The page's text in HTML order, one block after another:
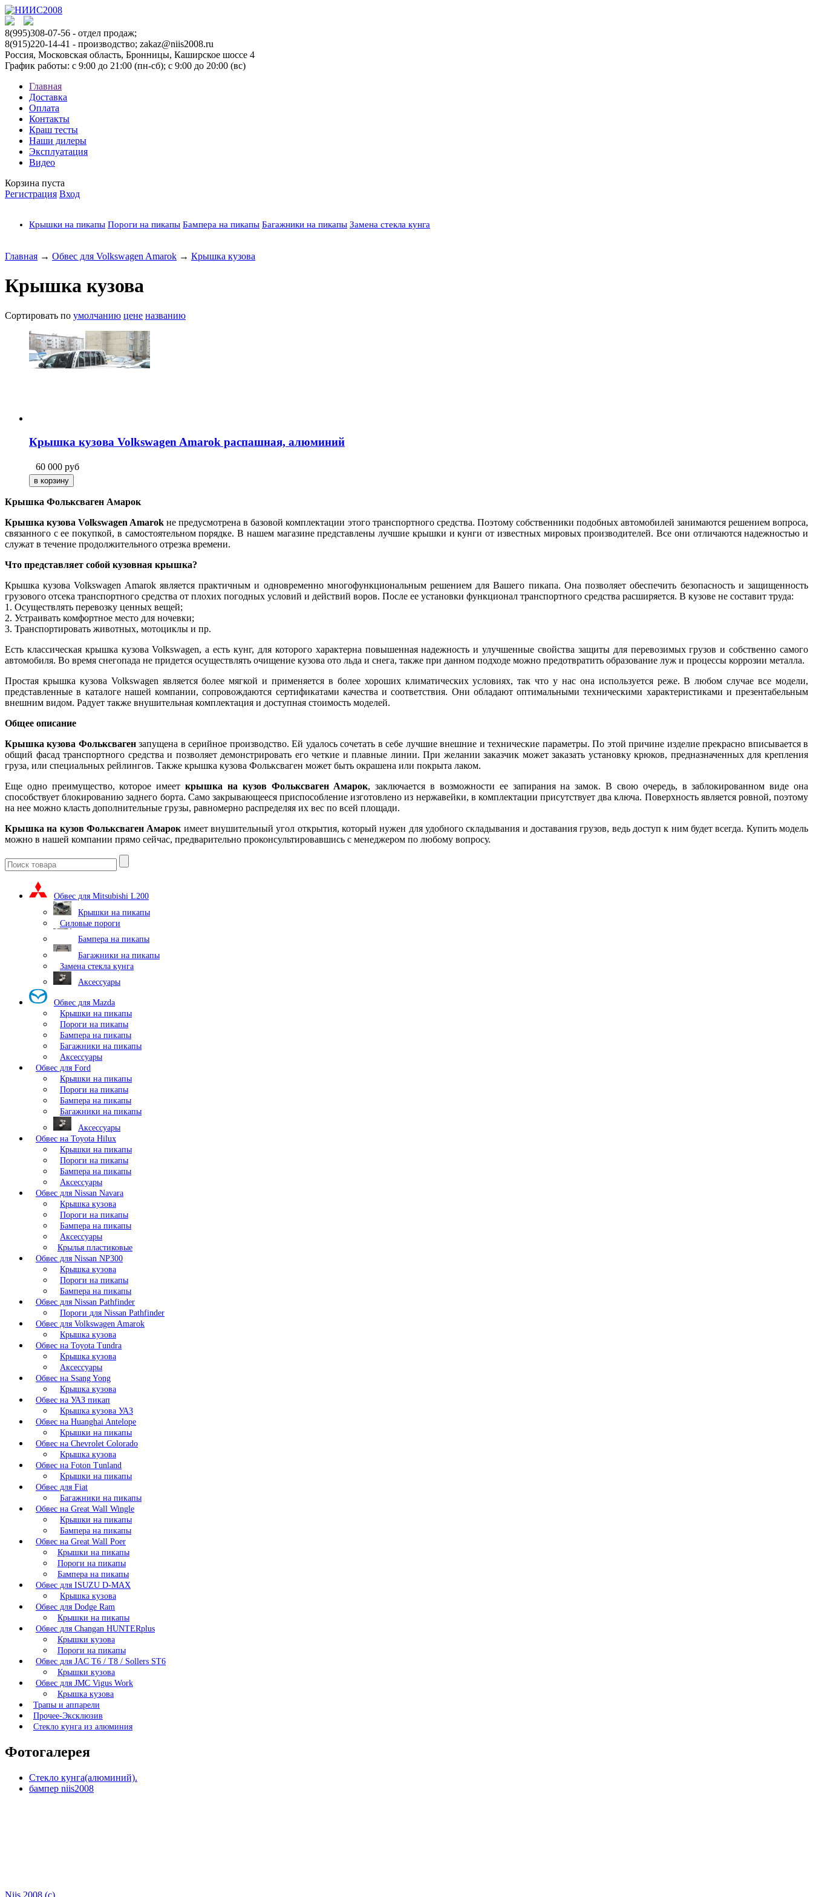
8(995)308-07-56 - отдел продаж;
8(915)220-14-41 - производство; zakaz@niis2008.ru
Россия, Московская область, Бронницы, Каширское шоссе 4
График работы: с 9:00 до 21:00 (пн-сб); с 9:00 до 20:00 (вс)
Главная
Доставка
Оплата
Контакты
Краш тесты
Наши дилеры
Эксплуатация
Видео
Корзина пуста
Регистрация Вход
Крышки на пикапы Пороги на пикапы Бампера на пикапы Багажники на пикапы Замена стекла кунга
Главная → Обвес для Volkswagen Amarok → Крышка кузова
Крышка кузова
Сортировать по умолчанию цене названию
Крышка кузова Volkswagen Amarok распашная, алюминий
60 000 руб
Крышка Фольксваген Амарок
Крышка кузова Volkswagen Amarok не предусмотрена в базовой комплектации этого транспортного средства. Поэтому собственники подобных автомобилей занимаются решением вопроса,
связанного с ее покупкой, в самостоятельном порядке. В нашем магазине представлены лучшие крышки и кунги от известных мировых производителей. Все они отличаются надежностью и
служат в течение продолжительного отрезка времени.
Что представляет собой кузовная крышка?
Крышка кузова Volkswagen Amarok является практичным и одновременно многофункциональным решением для Вашего пикапа. Она позволяет обеспечить безопасность и защищенность
грузового отсека транспортного средства от плохих погодных условий и действий воров. После ее установки функционал транспортного средства расширяется. В кузове не составит труда:
1. Осуществлять перевозку ценных вещей;
2. Устраивать комфортное место для ночевки;
3. Транспортировать животных, мотоциклы и пр.
Есть классическая крышка кузова Volkswagen, а есть кунг, для которого характерна повышенная надежность и улучшенные свойства защиты для перевозимых грузов и собственно самого
автомобиля. Во время снегопада не придется осуществлять очищение кузова ото льда и снега, также при данном подходе можно предотвратить образование луж и процессы коррозии металла.
Простая крышка кузова Volkswagen является более мягкой и применяется в более хороших климатических условиях, так что у нас она используется реже. В любом случае все модели,
представленные в каталоге нашей компании, сопровождаются сертификатами качества и соответствия. Они обладают оптимальными техническими характеристиками и презентабельным
внешним видом. Радует также внушительная комплектация и доступная стоимость моделей.
Общее описание
Крышка кузова Фольксвагензапущена в серийное производство. Ей удалось сочетать в себе лучшие внешние и технические параметры. По этой причине изделие прекрасно вписывается в
общий фасад транспортного средства и позволяет демонстрировать его четкие и плавные линии. При желании заказчик может заказать установку крюков, предназначенных для крепления
груза, или специальных рейлингов. Также крышка кузова Фольксваген может быть окрашена или покрыта лаком.
Еще одно преимущество, которое имееткрышка на кузов Фольксваген Амарок, заключается в возможности ее запирания на замок. В свою очередь, в заблокированном виде она
способствует блокированию заднего борта. Само закрывающееся приспособление изготовлено из нержавейки, в комплектации присутствует два ключа. Поверхность является ровной, поэтому
на нее можно класть дополнительные грузы, равномерно распределяя их вес по всей площади.
Крышка на кузов Фольксваген Амарок имеет внушительный угол открытия, который нужен для удобного складывания и доставания грузов, ведь доступ к ним будет всегда. Купить модель
можно в нашей компании прямо сейчас, предварительно проконсультировавшись с менеджером по любому вопросу.
Обвес для Mitsubishi L200
Крышки на пикапы
Силовые пороги
Бампера на пикапы
Багажники на пикапы
Замена стекла кунга
Аксессуары
Обвес для Mazda
Крышки на пикапы
Пороги на пикапы
Бампера на пикапы
Багажники на пикапы
Аксессуары
Обвес для Ford
Крышки на пикапы
Пороги на пикапы
Бампера на пикапы
Багажники на пикапы
Аксессуары
Обвес на Toyota Hilux
Крышки на пикапы
Пороги на пикапы
Бампера на пикапы
Аксессуары
Обвес для Nissan Navara
Крышка кузова
Пороги на пикапы
Бампера на пикапы
Аксессуары
Крылья пластиковые
Обвес для Nissan NP300
Крышка кузова
Пороги на пикапы
Бампера на пикапы
Обвес для Nissan Pathfinder
Пороги для Nissan Pathfinder
Обвес для Volkswagen Amarok
Крышка кузова
Обвес на Toyota Tundra
Крышка кузова
Аксессуары
Обвес на Ssang Yong
Крышка кузова
Обвес на УАЗ пикап
Крышка кузова УАЗ
Обвес на Huanghai Antelope
Крышки на пикапы
Обвес на Chevrolet Colorado
Крышка кузова
Обвес на Foton Tunland
Крышки на пикапы
Обвес для Fiat
Багажники на пикапы
Обвес на Great Wall Wingle
Крышки на пикапы
Бампера на пикапы
Обвес на Great Wall Poer
Крышки на пикапы
Пороги на пикапы
Бампера на пикапы
Обвес для ISUZU D-MAX
Крышка кузова
Обвес для Dodge Ram
Крышки на пикапы
Обвес для Changan HUNTERplus
Крышки кузова
Пороги на пикапы
Обвес для JAC T6 / T8 / Sollers ST6
Крышки кузова
Обвес для JMC Vigus Work
Крышка кузова
Трапы и аппарели
Прочее-Эксклюзив
Стекло кунга из алюминия
Фотогалерея
Стекло кунга(алюминий).
бампер niis2008
Niis 2008 (c)